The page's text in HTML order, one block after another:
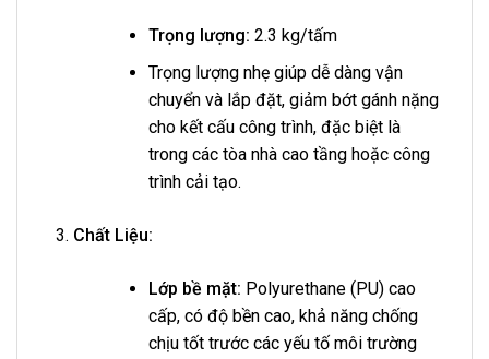
Trọng lượng: 2.3 kg/tấm
Trọng lượng nhẹ giúp dễ dàng vận
chuyển và lắp đặt, giảm bớt gánh nặng
cho kết cấu công trình, đặc biệt là
trong các tòa nhà cao tầng hoặc công
trình cải tạo.
Chất Liệu:
Lớp bề mặt: Polyurethane (PU) cao
cấp, có độ bền cao, khả năng chống
chịu tốt trước các yếu tố môi trường